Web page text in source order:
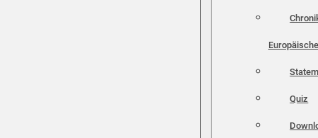
Quiz